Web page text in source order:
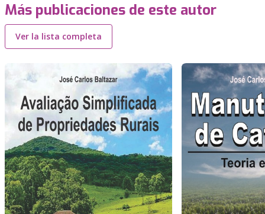
Más publicaciones de este autor
Ver la lista completa